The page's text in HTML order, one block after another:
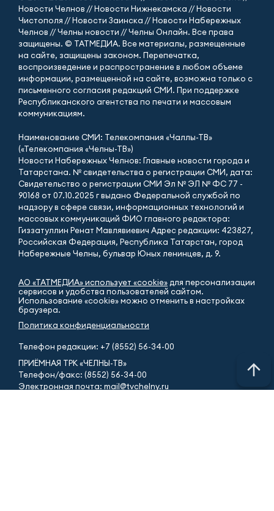
Новости Челнов // Новости Нижнекамска // Новости
Чистополя // Новости Заинска // Новости Набережных
Челнов // Челны новости // Челны Онлайн. Все права
защищены. © ТАТМЕДИА. Все материалы, размещенные
на сайте, защищены законом. Перепечатка,
воспроизведение и распространение в любом объеме
информации, размещенной на сайте, возможна только с
письменного согласия редакций СМИ. При поддержке
Республиканского агентства по печати и массовым
коммуникациям.
Наименование СМИ: Телекомпания «Чаллы-ТВ»
(«Телекомпания «Челны-ТВ»)
Новости Набережных Челнов: Главные новости города и
Татарстана. № свидетельства о регистрации СМИ, дата:
Свидетельство о регистрации СМИ Эл № ЭЛ № ФС 77 -
90168 от 07.10.2025 г выдано Федеральной службой по
надзору в сфере связи, информационных технологий и
массовых коммуникаций ФИО главного редактора:
Гиззатуллин Ренат Мавлявиевич Адрес редакции: 423827,
Российская Федерация, Республика Татарстан, город
Набережные Челны, бульвар Юных ленинцев, д. 9.
АО «ТАТМЕДИА» использует «cookie» для персонализации
сервисов и удобства пользователей сайтом.
Использование «cookie» можно отменить в настройках
браузера.
Политика конфиденциальности
Телефон редакции: +7 (8552) 56-34-00
ПРИЁМНАЯ ТРК «ЧЕЛНЫ-ТВ»
Телефон/факс: (8552) 56-34-00
Электронная почта: mail@tvchelny.ru